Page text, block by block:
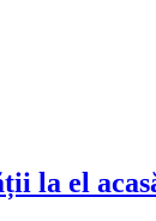
la el